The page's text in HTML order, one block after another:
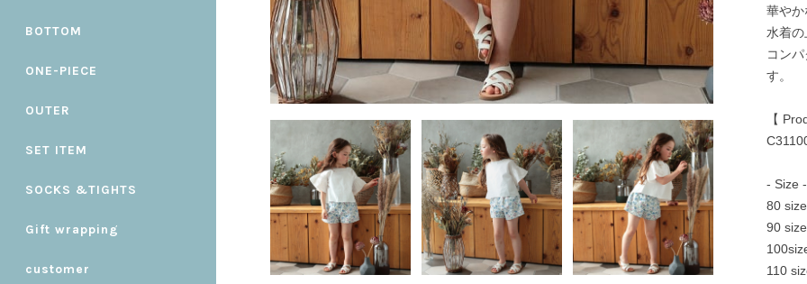
BOTTOM
ONE-PIECE
OUTER
SET ITEM
SOCKS &TIGHTS
Gift wrapping
customer
華や
水着
コン
す。
【
- Size -
80
90
110